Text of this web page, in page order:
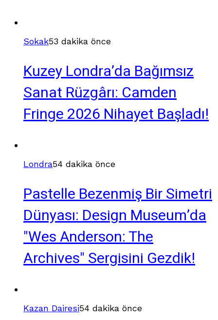
Sokak53 dakika önce
Kuzey Londra’da Bağımsız
Sanat Rüzgârı: Camden
Fringe 2026 Nihayet Başladı!
Londra54 dakika önce
Pastelle Bezenmiş Bir Simetri
Dünyası: Design Museum’da
"Wes Anderson: The
Archives" Sergisini Gezdik!
Kazan Dairesi54 dakika önce